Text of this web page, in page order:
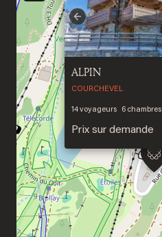
Previous
ALPIN
COURCHEVEL
14voyageurs 6 chambres
Prix sur demande